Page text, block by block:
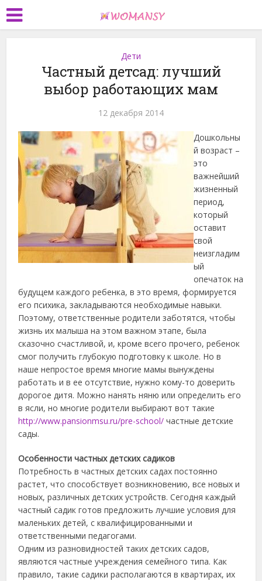
Дети
Частный детсад: лучший
выбор работающих мам
12 декабря 2014
Дошкольны
й возраст –
это
важнейший
жизненный
период,
который
оставит
свой
неизгладим
ый
опечаток на
будущем каждого ребенка, в это время, формируется
его психика, закладываются необходимые навыки.
Поэтому, ответственные родители заботятся, чтобы
жизнь их малыша на этом важном этапе, была
сказочно счастливой, и, кроме всего прочего, ребенок
смог получить глубокую подготовку к школе. Но в
наше непростое время многие мамы вынуждены
работать и в ее отсутствие, нужно кому-то доверить
дорогое дитя. Можно нанять няню или определить его
в ясли, но многие родители выбирают вот такие
http://www.pansionmsu.ru/pre-school/ частные детские
сады.
Особенности частных детских садиков
Потребность в частных детских садах постоянно
растет, что способствует возникновению, все новых и
новых, различных детских устройств. Сегодня каждый
частный садик готов предложить лучшие условия для
маленьких детей, с квалифицированными и
ответственными педагогами.
Одним из разновидностей таких детских садов,
являются частные учреждения семейного типа. Как
правило, такие садики располагаются в квартирах, их